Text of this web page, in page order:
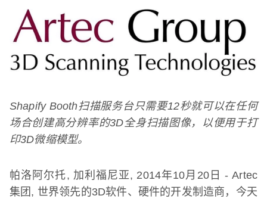
Shapify Booth扫描服务台只需要12秒就可以在任何
场合创建高分辨率的3D全身扫描图像，以便用于打
印3D微缩模型。
帕洛阿尔托, 加利福尼亚, 2014年10月 20日 - Artec
集团 , 世界领先的3D软件、硬件的开发制造商，今天